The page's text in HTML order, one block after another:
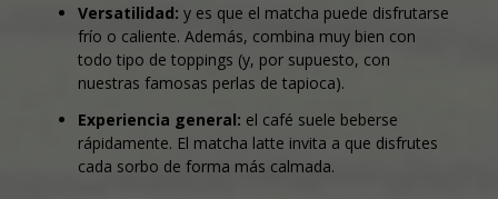
Versatilidad: y es que el matcha puede disfrutarse
frío o caliente. Además, combina muy bien con
todo tipo de toppings (y, por supuesto, con
nuestras famosas perlas de tapioca).
Experiencia general: el café suele beberse
rápidamente. El matcha latte invita a que disfrutes
cada sorbo de forma más calmada.